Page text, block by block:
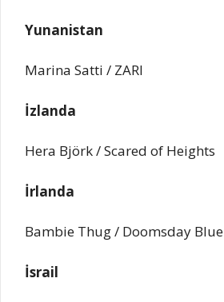
Yunanistan
Marina Satti / ZARI
İzlanda
Hera Björk / Scared of Heights
İrlanda
Bambie Thug / Doomsday Blue
İsrail